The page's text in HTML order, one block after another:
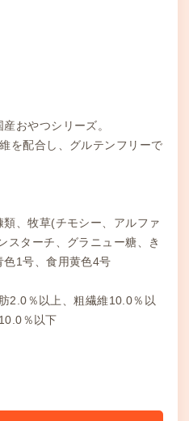
おやつシリーズ。
を配合し、グルテンフリーで
、牧草(チモシー、アルファ
スターチ、グラニュー糖、き
色1号、食用黄色4号
2.0％以上、粗繊維10.0％以
％以下